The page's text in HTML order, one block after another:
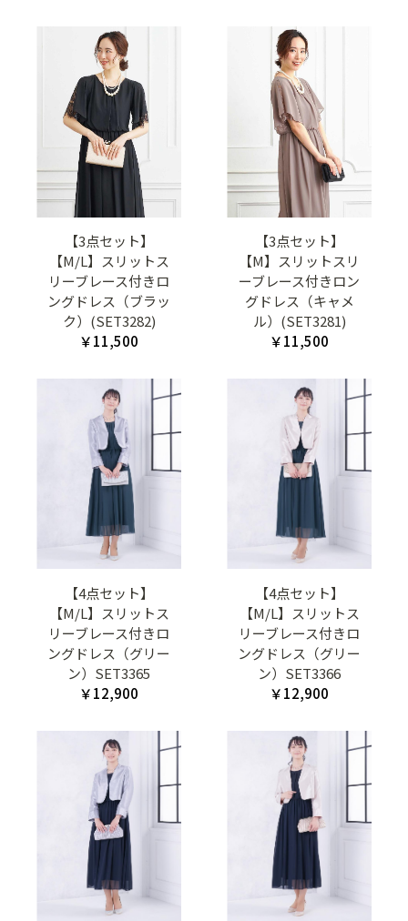
【3点セット】
【M/L】スリットス
リーブレース付きロ
ングドレス（ブラッ
ク）(SET3282)
￥11,500
【3点セット】
【M】スリットスリ
ーブレース付きロン
グドレス（キャメ
ル）(SET3281)
￥11,500
【4点セット】
【M/L】スリットス
リーブレース付きロ
ングドレス（グリー
ン）SET3365
￥12,900
【4点セット】
【M/L】スリットス
リーブレース付きロ
ングドレス（グリー
ン）SET3366
￥12,900